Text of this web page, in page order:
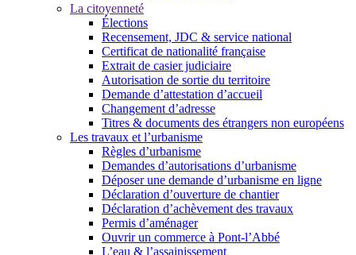
La citoyenneté
Élections
Recensement, JDC & service national
Certificat de nationalité française
Extrait de casier judiciaire
Autorisation de sortie du territoire
Demande d’attestation d’accueil
Changement d’adresse
Titres & documents des étrangers non européens
Les travaux et l’urbanisme
Règles d’urbanisme
Demandes d’autorisations d’urbanisme
Déposer une demande d’urbanisme en ligne
Déclaration d’ouverture de chantier
Déclaration d’achèvement des travaux
Permis d’aménager
Ouvrir un commerce à Pont-l’Abbé
L’eau & l’assainissement